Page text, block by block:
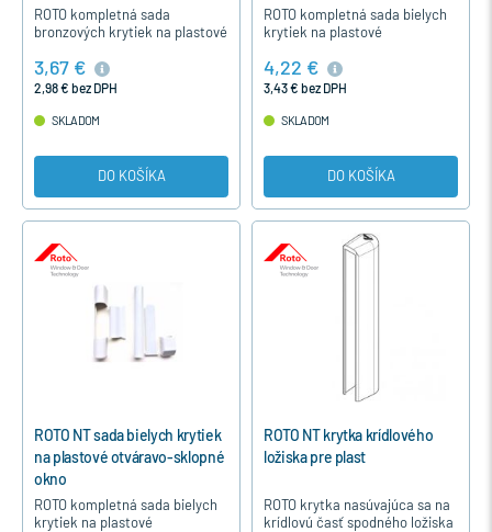
ROTO kompletná sada
bronzových krytiek na plastové
sklopné okno alebo balkónové
dvere okuté s kovaním ROTO
3,67 €
2,98 € bez DPH
SKLADOM
DO KOŠÍKA
ROTO kompletná sada bielych
krytiek na plastové
okuté s kovaním ROTO NT.
4,22 €
3,43 € bez DPH
SKLADOM
DO KOŠÍKA
ROTO NT sada bielych krytiek
na plastové otváravo-sklopné
okno
ROTO kompletná sada bielych
krytiek na plastové
ROTO NT krytka krídlového
ložiska pre plast
ROTO krytka nasúvajúca sa na
krídlovú časť spodného ložiska